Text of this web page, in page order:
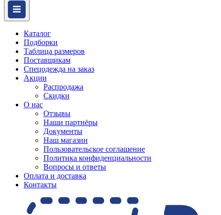
Каталог
Подборки
Таблица размеров
Поставщикам
Спецодежда на заказ
Акции
Распродажа
Скидки
О нас
Отзывы
Наши партнёры
Документы
Наш магазин
Пользовательское соглашение
Политика конфиденциальности
Вопросы и ответы
Оплата и доставка
Контакты